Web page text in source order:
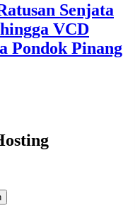
Senjata
VCD
Pondok Pinang